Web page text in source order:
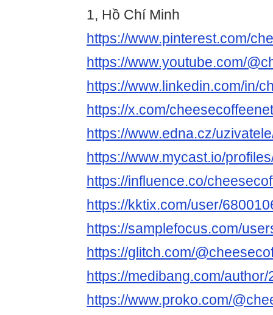
1, Hồ Chí Minh
https://www.pinterest.com/
https://www.youtube.com/
https://www.linkedin.com/in/
https://x.com/cheesecoffeenet
https://www.edna.cz/
https://www.mycast.io/
https://influence.co/
https://kktix.com/user/
https://samplefocus.com/
https://glitch.com/
https://medibang.com/
https://www.proko.com/